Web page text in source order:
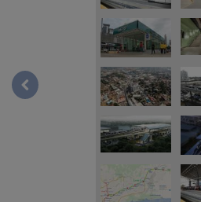
5.Obras ferroviarias-Foto